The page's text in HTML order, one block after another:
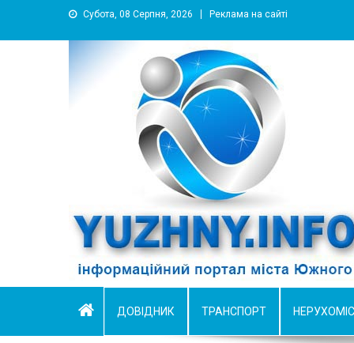
Субота, 08 Серпня, 2026 Реклама на сайті
YUZHNY.INFO
информационный портал города Южный
ДОВІДНИК ТРАНСПОРТ